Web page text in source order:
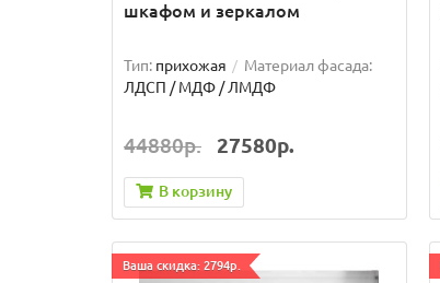
шкафом и зеркалом
Тип: прихожая
Материал фасада:
ЛДСП / МДФ / ЛМДФ
44880р. 27580р.
В корзину
Ваша скидка: 2794р.